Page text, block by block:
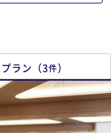
プラン （3件）